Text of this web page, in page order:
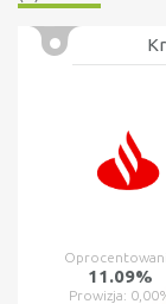
11.09%
Prowizja: